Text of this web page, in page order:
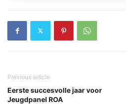
Previous article
Eerste succesvolle jaar voor
Jeugdpanel ROA